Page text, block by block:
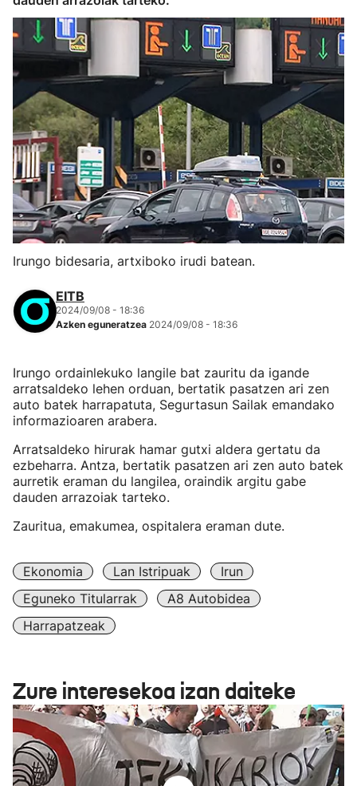
Irungo bidesaria, artxiboko irudi batean.
EITB
2024/09/08 - 18:36
Azken eguneratzea 2024/09/08 - 18:36
Irungo ordainlekuko langile bat zauritu da igande
arratsaldeko lehen orduan, bertatik pasatzen ari zen
auto batek harrapatuta, Segurtasun Sailak emandako
informazioaren arabera.
Arratsaldeko hirurak hamar gutxi aldera gertatu da
ezbeharra. Antza, bertatik pasatzen ari zen auto batek
aurretik eraman du langilea, oraindik argitu gabe
dauden arrazoiak tarteko.
Zauritua, emakumea, ospitalera eraman dute.
Ekonomia Lan Istripuak
Irun
Eguneko Titularrak
A8 Autobidea
Harrapatzeak
Zure interesekoa izan daiteke